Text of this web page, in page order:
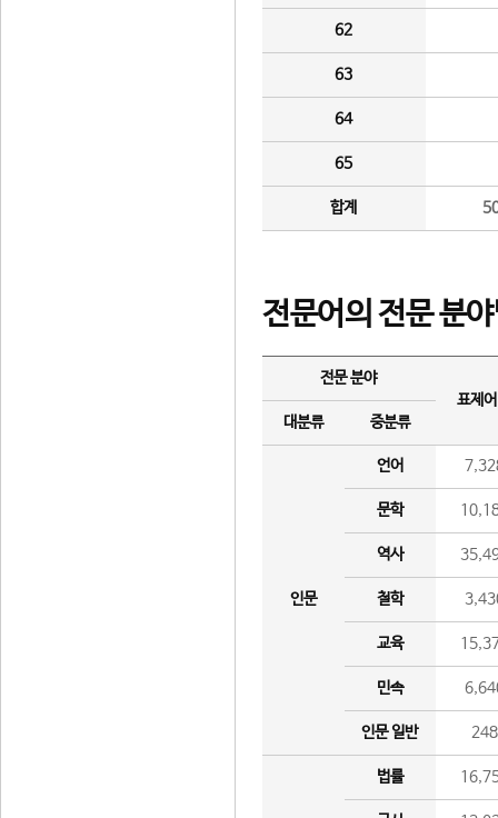
62
63
64
65
합계
전문어의 전문 분
전문 분야
표제
대분류
중분류
인문
언어
문학
역사
철학
교육
민속
인문 일반 248
법률